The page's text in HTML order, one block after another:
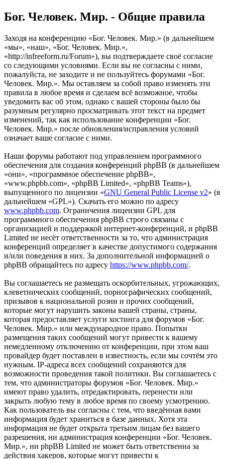
Бог. Человек. Мир. - Общие правила
Заходя на конференцию «Бог. Человек. Мир.» (в дальнейшем
«мы», «наш», «Бог. Человек. Мир.»,
«http://infreeform.ru/Forum»), вы подтверждаете своё согласие
со следующими условиями. Если вы не согласны с ними,
пожалуйста, не заходите и не пользуйтесь форумами «Бог.
Человек. Мир.». Мы оставляем за собой право изменять эти
правила в любое время и сделаем всё возможное, чтобы
уведомить вас об этом, однако с вашей стороны было бы
разумным регулярно просматривать этот текст на предмет
изменений, так как использование конференции «Бог.
Человек. Мир.» после обновления/исправления условий
означает ваше согласие с ними.
Наши форумы работают под управлением программного
обеспечения для создания конференций phpBB (в дальнейшем
«они», «программное обеспечение phpBB»,
«www.phpbb.com», «phpBB Limited», «phpBB Teams»),
выпущенного по лицензии «GNU General Public License v2» (в
дальнейшем «GPL»). Скачать его можно по адресу
www.phpbb.com. Ограничения лицензии GPL для
программного обеспечения phpBB строго связаны с
организацией и поддержкой интернет-конференций, и phpBB
Limited не несёт ответственности за то, что администрация
конференций определяет в качестве допустимого содержания
и/или поведения в них. За дополнительной информацией о
phpBB обращайтесь по адресу https://www.phpbb.com/.
Вы соглашаетесь не размещать оскорбительных, угрожающих,
клеветнических сообщений, порнографических сообщений,
призывов к национальной розни и прочих сообщений,
которые могут нарушить законы вашей страны, страны,
которая предоставляет услуги хостинга для форумов «Бог.
Человек. Мир.» или международное право. Попытки
размещения таких сообщений могут привести к вашему
немедленному отключению от конференции, при этом ваш
провайдер будет поставлен в известность, если мы сочтём это
нужным. IP-адреса всех сообщений сохраняются для
возможности проведения такой политики. Вы соглашаетесь с
тем, что администраторы форумов «Бог. Человек. Мир.»
имеют право удалить, отредактировать, перенести или
закрыть любую тему в любое время по своему усмотрению.
Как пользователь вы согласны с тем, что введённая вами
информация будет храниться в базе данных. Хотя эта
информация не будет открыта третьим лицам без вашего
разрешения, ни администрация конференции «Бог. Человек.
Мир.», ни phpBB Limited не может быть ответственна за
действия хакеров, которые могут привести к